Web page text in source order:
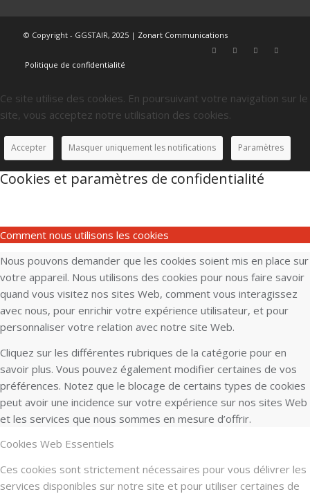
© Copyright - GGSTAIR, 2025 | Zonart Communications
Politique de confidentialité
Ce site utilise des cookies. En poursuivant votre navigation sur le
site, vous acceptez notre utilisation des cookies.
Accepter Masquer uniquement les notifications Paramètres
Cookies et paramètres de confidentialité
Comment nous utilisons les cookies
Nous pouvons demander que les cookies soient mis en place sur
votre appareil. Nous utilisons des cookies pour nous faire savoir
quand vous visitez nos sites Web, comment vous interagissez
avec nous, pour enrichir votre expérience utilisateur, et pour
personnaliser votre relation avec notre site Web.
Cliquez sur les différentes rubriques de la catégorie pour en
savoir plus. Vous pouvez également modifier certaines de vos
préférences. Notez que le blocage de certains types de cookies
peut avoir une incidence sur votre expérience sur nos sites Web
et les services que nous sommes en mesure d’offrir.
Cookies Web Essentiels
Ces cookies sont strictement nécessaires pour vous délivrer les
services disponibles sur notre site et pour utiliser certaines de